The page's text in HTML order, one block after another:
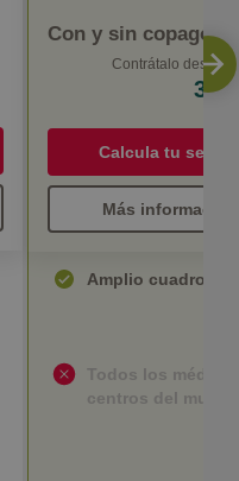
Con y sin copago
Contrátalo desde
Calcula tu
Más información
Amplio cuadro
Todos los
centros del mundo